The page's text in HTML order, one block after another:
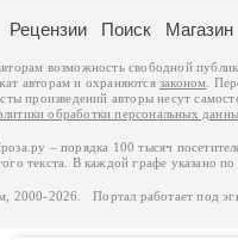
Рецензии Поиск Магазин
возможность свободной
авторам и охраняются законом .
произведений авторы несут
обработки персональных
– порядка 100 тысяч
текста. В каждой графе указано
2000-2026. Портал работает под